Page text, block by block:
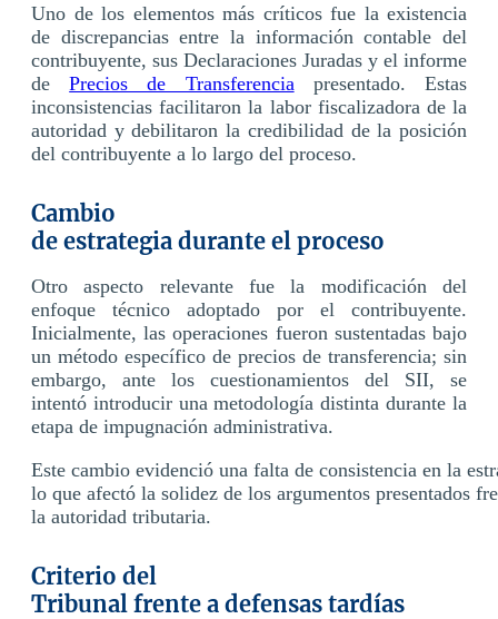
Uno de los elementos más críticos fue la existencia
de discrepancias entre la información contable del
contribuyente, sus Declaraciones Juradas y el informe
dePrecios de Transferencia presentado. Estas
inconsistencias facilitaron la labor fiscalizadora de la
autoridad y debilitaron la credibilidad de la posición
del contribuyente a lo largo del proceso.
Cambio
de estrategia durante el proceso
Otro aspecto relevante fue la modificación del
enfoque técnico adoptado por el contribuyente.
Inicialmente, las operaciones fueron sustentadas bajo
un método específico de precios de transferencia; sin
embargo, ante los cuestionamientos del SII, se
intentó introducir una metodología distinta durante la
etapa de impugnación administrativa.
Este cambio evidenció una falta de consistencia en la
lo que afectó la solidez de los argumentos presentados
la autoridad tributaria.
Criterio del
Tribunal frente a defensas tardías